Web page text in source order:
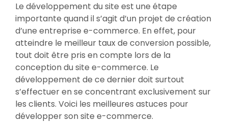
Le développement du site est une étape
importante quand il s’agit d’un projet de création
d’une entreprise e-commerce. En effet, pour
atteindre le meilleur taux de conversion possible,
tout doit être pris en compte lors de la
conception du site e-commerce. Le
développement de ce dernier doit surtout
s’effectuer en se concentrant exclusivement sur
les clients. Voici les meilleures astuces pour
développer son site e-commerce.